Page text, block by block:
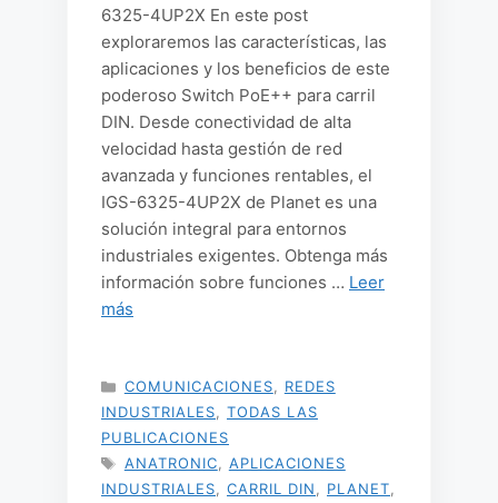
6325-4UP2X En este post
exploraremos las características, las
aplicaciones y los beneficios de este
poderoso Switch PoE++ para carril
DIN. Desde conectividad de alta
velocidad hasta gestión de red
avanzada y funciones rentables, el
IGS-6325-4UP2X de Planet es una
solución integral para entornos
industriales exigentes. Obtenga más
información sobre funciones … Leer
más
CATEGORÍAS
COMUNICACIONES
REDES
INDUSTRIALES
TODAS LAS
PUBLICACIONES
ETIQUETAS
ANATRONIC
APLICACIONES
INDUSTRIALES
CARRIL DIN PLANET